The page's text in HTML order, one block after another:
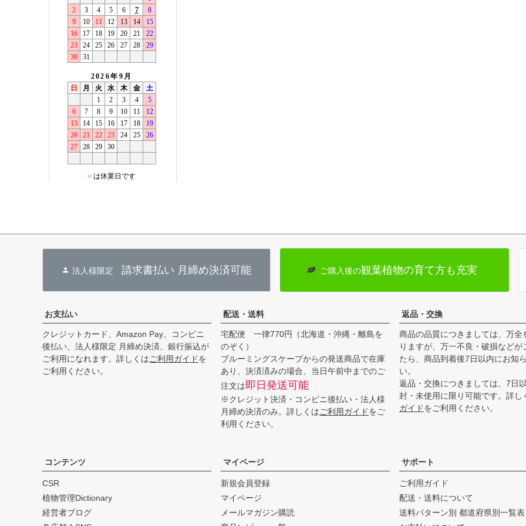
法人様限定請求書払い 月締め決済可能 ご購入後の観葉植物の育て方も充実
お支払い
クレジットカード、Amazon Pay、コンビニ
後払い、法人様限定 月締め決済、銀行振込が
ご利用になれます。詳しくはご利用ガイドを
ご利用ください。
配送・送料
宅配便 一律770円（北海道・沖縄・離島を
のぞく）
ブルーミングスケープからの発送商品で在庫
あり、決済済みの場合、当日午前中までのご
注文は即日発送可能
※クレジット決済・コンビニ後払い・法人様
月締め決済のみ。詳しくはご利用ガイドをご
利用ください。
返品・交換
商品の品質につきましては、万全
りますが、万一不良・破損などが
たら、商品到着後7日以内にお知
い。
返品・交換につきましては、7日
封・未使用に限り可能です。詳し
ガイドをご利用ください。
コンテンツ
CSR
植物管理Dictionary
経営者ブログ
マイページ
新規会員登録
マイページ
メールマガジン購読
サポート
ご利用ガイド
配送・送料について
送料パターン別 都道府県別一覧表